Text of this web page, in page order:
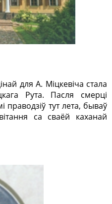
для А. Міцкевіча стала
Рута. Пасля смерці
праводзіў тут лета, бываў
са сваёй каханай